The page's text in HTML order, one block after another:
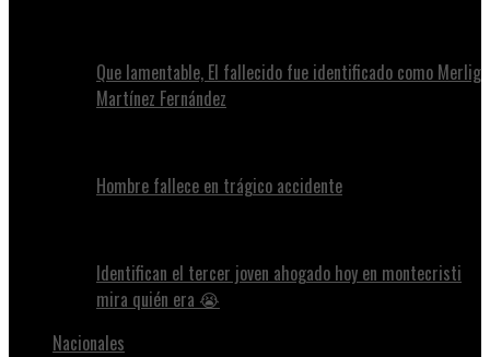
Que lamentable, El fallecido fue identificado como Merlig
Martínez Fernández
Hombre fallece en trágico accidente
Identifican el tercer joven ahogado hoy en montecristi
mira quién era 😭
Nacionales